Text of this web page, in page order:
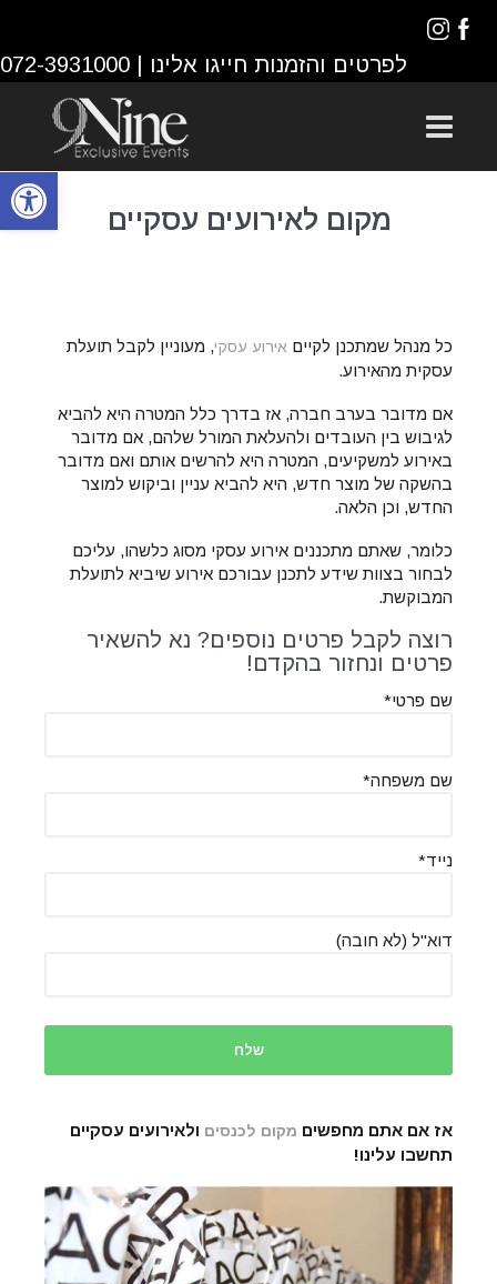
פתח סרגל נגישות
לפרטים והזמנות חייגו אלינו | 072-3931000
מקום לאירועים עסקיים
כל מנהל שמתכנן לקיים אירוע עסקי, מעוניין לקבל תועלת
עסקית מהאירוע.
אם מדובר בערב חברה, אז בדרך כלל המטרה היא להביא
לגיבוש בין העובדים ולהעלאת המורל שלהם, אם מדובר
באירוע למשקיעים, המטרה היא להרשים אותם ואם מדובר
בהשקה של מוצר חדש, היא להביא עניין וביקוש למוצר
החדש, וכן הלאה.
כלומר, שאתם מתכננים אירוע עסקי מסוג כלשהו, עליכם
לבחור בצוות שידע לתכנן עבורכם אירוע שיביא לתועלת
המבוקשת.
רוצה לקבל פרטים נוספים? נא להשאיר
פרטים ונחזור בהקדם!
שם פרטי*
שם משפחה*
נייד*
דוא''ל (לא חובה)
אז אם אתם מחפשים מקום לכנסים ולאירועים עסקיים
תחשבו עלינו!